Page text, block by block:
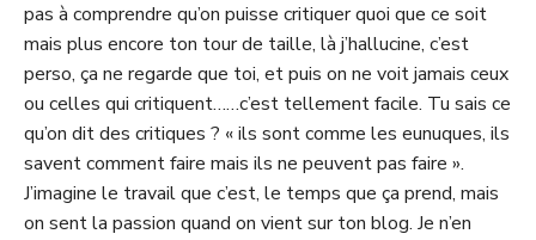
pas à comprendre qu’on puisse critiquer quoi que ce soit
mais plus encore ton tour de taille, là j’hallucine, c’est
perso, ça ne regarde que toi, et puis on ne voit jamais ceux
ou celles qui critiquent……c’est tellement facile. Tu sais ce
qu’on dit des critiques ? « ils sont comme les eunuques, ils
savent comment faire mais ils ne peuvent pas faire ».
J’imagine le travail que c’est, le temps que ça prend, mais
on sent la passion quand on vient sur ton blog. Je n’en